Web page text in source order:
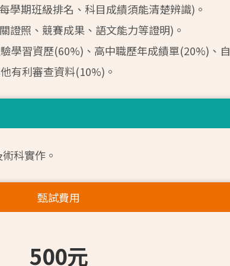
學期班級排名、科目成績須能清楚辨識)。
證照、競賽成果、語文能力等證明)。
學習資歷(60%)、高中職歷年成績單(20%)、自
有利審查資料(10%)。
科實作。
甄試費用
500元